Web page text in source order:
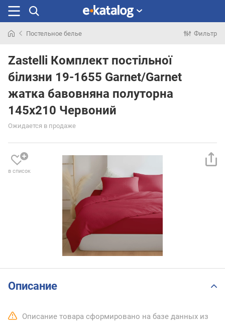
раньше
Постельное белье Фильтр
Zastelli Комплект постільної
білизни 19-1655 Garnet/Garnet
жатка бавовняна полуторна
145х210 Червоний
Ожидается в продаже
в список
Описание
Описание товара сформировано на базе данных из